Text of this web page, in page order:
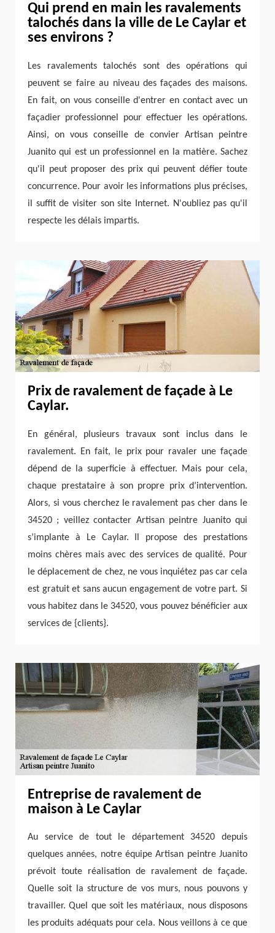
Qui prend en main les ravalements
talochés dans la ville de Le Caylar et
ses environs ?
Les ravalements talochés sont des opérations qui
peuvent se faire au niveau des façades des maisons.
En fait, on vous conseille d'entrer en contact avec un
façadier professionnel pour effectuer les opérations.
Ainsi, on vous conseille de convier Artisan peintre
Juanito qui est un professionnel en la matière. Sachez
qu'il peut proposer des prix qui peuvent défier toute
concurrence. Pour avoir les informations plus précises,
il suffit de visiter son site Internet. N'oubliez pas qu'il
respecte les délais impartis.
Prix de ravalement de façade à Le
Caylar.
En général, plusieurs travaux sont inclus dans le
ravalement. En fait, le prix pour ravaler une façade
dépend de la superficie à effectuer. Mais pour cela,
chaque prestataire à son propre prix d’intervention.
Alors, si vous cherchez le ravalement pas cher dans le
34520 ; veillez contacter Artisan peintre Juanito qui
s’implante à Le Caylar. Il propose des prestations
moins chères mais avec des services de qualité. Pour
le déplacement de chez, ne vous inquiétez pas car cela
est gratuit et sans aucun engagement de votre part. Si
vous habitez dans le 34520, vous pouvez bénéficier aux
services de {clients}.
Entreprise de ravalement de
maison à Le Caylar
Au service de tout le département 34520 depuis
quelques années, notre équipe Artisan peintre Juanito
prévoit toute réalisation de ravalement de façade.
Quelle soit la structure de vos murs, nous pouvons y
travailler. Quel que soit les matériaux, nous disposons
les produits adéquats pour cela. Nous veillons à ce que